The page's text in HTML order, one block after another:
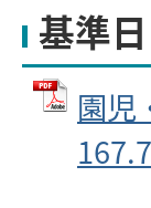
基準
園児